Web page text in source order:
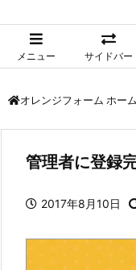
メニュー サイドバー
オレンジフォーム ホーム
管理者に登録
2017年8月10日